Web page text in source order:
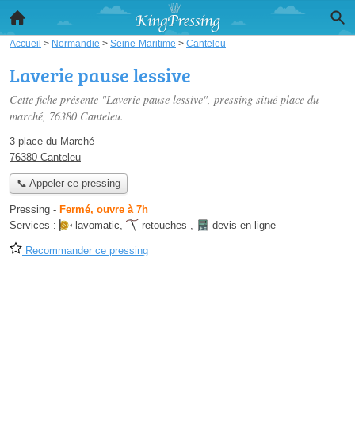
Accueil > Normandie > Seine-Maritime > Canteleu
Laverie pause lessive
Cette fiche présente "Laverie pause lessive", pressing situé place du
marché, 76380 Canteleu.
3 place du Marché
76380 Canteleu
📞 Appeler ce pressing
Pressing - Fermé, ouvre à 7h
Services :
lavomatic, retouches , devis en ligne
Recommander ce pressing